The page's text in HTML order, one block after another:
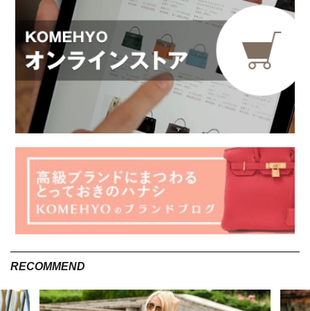
24,980円（全てKOMEHYO・税込価格）
ウエストリボンがフェミニンなエルメスのスカートは、熱狂的
なコレクターも存在する、メゾン・マルジェラがデザイナーを
していた90年代のもの。
落ち着いたカラーのリネン100%のスカートには、柄物トップス
や凝ったデザインのアイテムをプラス。
新・旧デザイナーのコラボレーションで、こなれ感溢れる夏の
リゾートスタイルに。
を出そう♪
RECOMMEND